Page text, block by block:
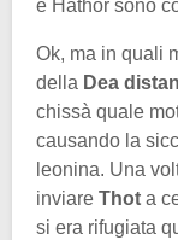
e Hathor sono
Ok, ma in quali
della Dea
chissà quale
causando la
leonina. Una
inviare Thot a
si era rifugiata